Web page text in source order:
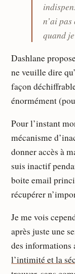
n’ai
quand
Dashlane
ne veuille dire
façon
énormément
Pour l’instant
mécanisme
donner accès à
suis inactif
boite email
récupérer
Je me vois
après juste une
des
l’intimité et la